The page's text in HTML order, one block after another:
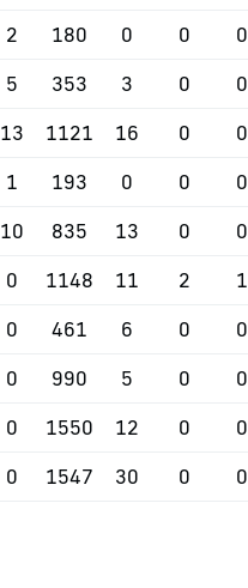
2 180 0 0 0
5 353 3 0 0
13 1121 16 0 0
1 193 0 0 0
10 835 13 0 0
0 1148 11 2 1
0 461 6 0 0
0 990 5 0 0
0 1550 12 0 0
0 1547 30 0 0